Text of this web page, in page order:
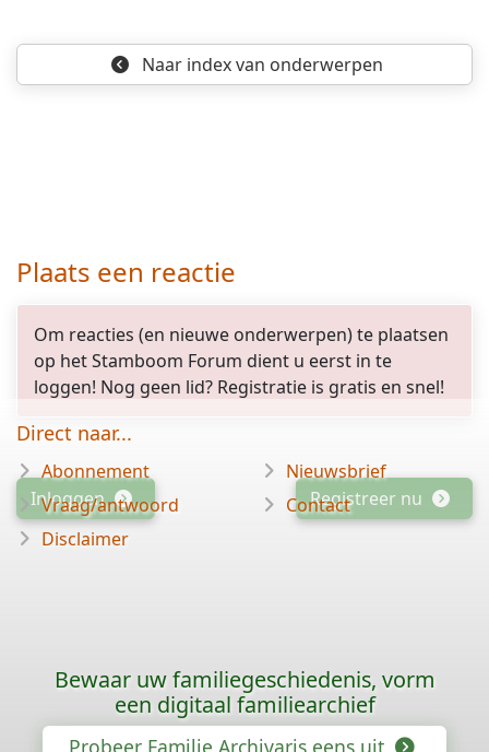
Naar indexvan onderwerpen
Plaats een reactie
Om reacties (en nieuwe onderwerpen) te plaatsen
op het Stamboom Forum dient u eerst in te
loggen! Nog geen lid? Registratie is gratis en snel!
Inloggen Registreer nu
Direct naar...
Abonnement
Vraag/antwoord
Disclaimer
Nieuwsbrief
Contact
Bewaar uw familiegeschiedenis, vorm
een digitaal familiearchief
Probeer Familie Archivaris eens uit